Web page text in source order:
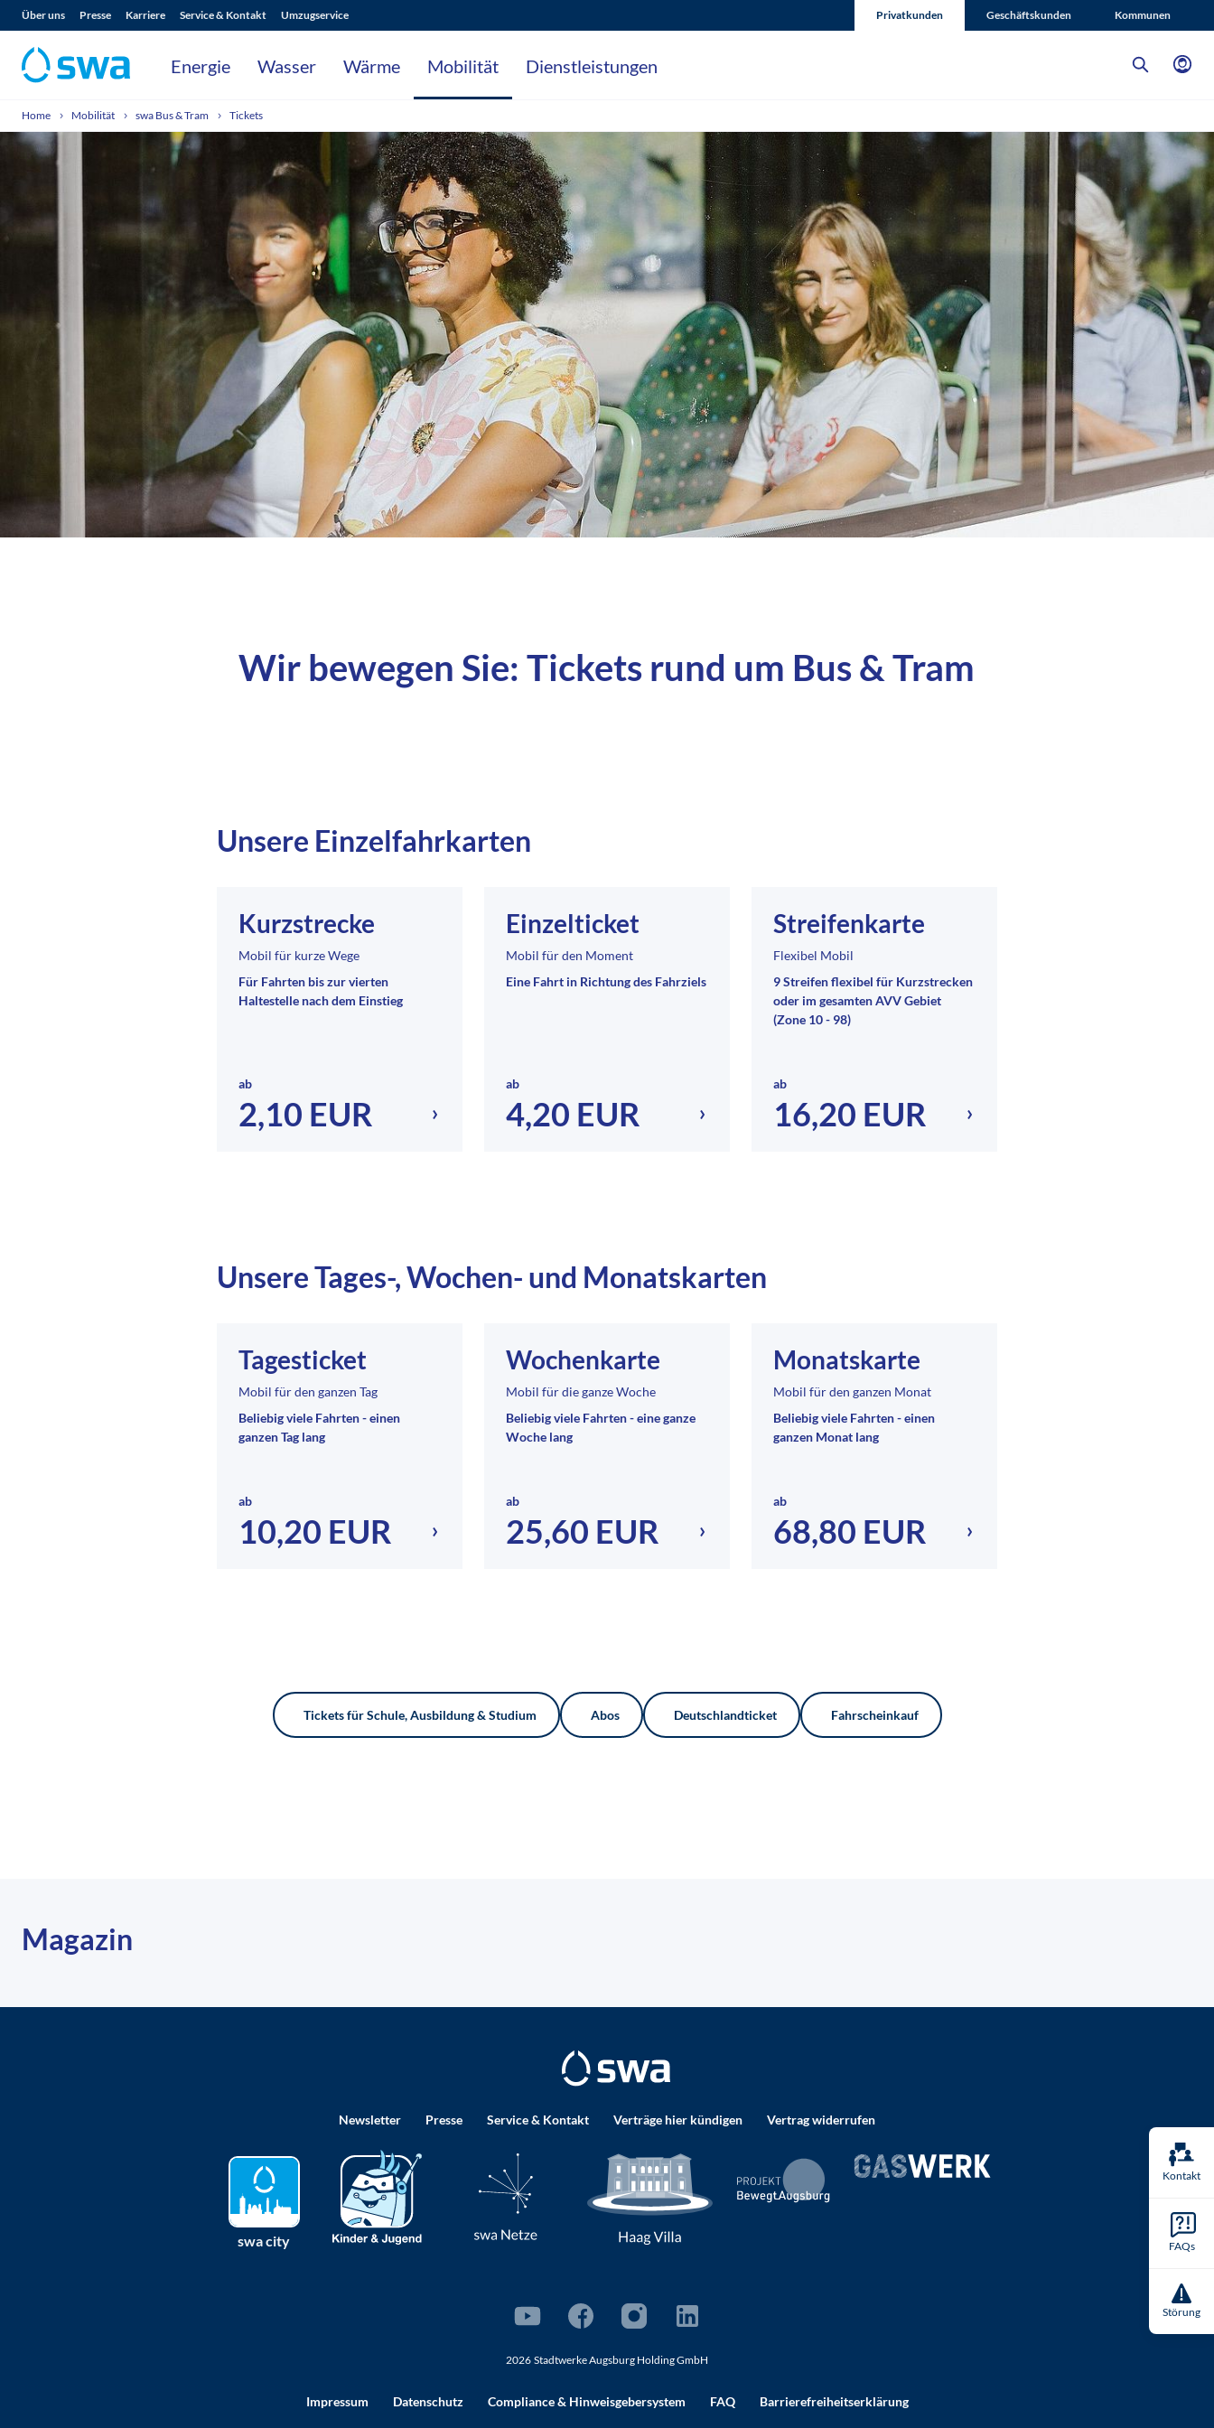
Über uns Presse Karriere Service & Kontakt Umzugservice Privatkunden Geschäftskunden Kommunen
Energie Wasser Wärme Mobilität Dienstleistungen
Home Mobilität swa Bus & Tram Tickets
Kontakt
FAQs
Störung
Wir bewegen Sie: Tickets rund um Bus & Tram
Unsere Einzelfahrkarten
Kurzstrecke
Mobil für kurze Wege
Für Fahrten bis zur vierten
Haltestelle nach dem Einstieg
ab
2,10 EUR
Einzelticket
Mobil für den Moment
Eine Fahrt in Richtung des Fahrziels
ab
4,20 EUR
Streifenkarte
Flexibel Mobil
9 Streifen flexibel für Kurzstrecken
oder im gesamten AVV Gebiet
(Zone 10 - 98)
ab
16,20 EUR
Unsere Tages-, Wochen- und Monatskarten
Tagesticket
Mobil für den ganzen Tag
Beliebig viele Fahrten - einen
ganzen Tag lang
ab
10,20 EUR
Wochenkarte
Mobil für die ganze Woche
Beliebig viele Fahrten - eine ganze
Woche lang
ab
25,60 EUR
Monatskarte
Mobil für den ganzen Monat
Beliebig viele Fahrten - einen
ganzen Monat lang
ab
68,80 EUR
Tickets für Schule, Ausbildung & Studium Abos Deutschlandticket Fahrscheinkauf
Magazin
Newsletter Presse Service & Kontakt Verträge hier kündigen Vertrag widerrufen
swa city
2026 Stadtwerke Augsburg Holding GmbH
Impressum Datenschutz Compliance& Hinweisgebersystem FAQ Barrierefreiheitserklärung